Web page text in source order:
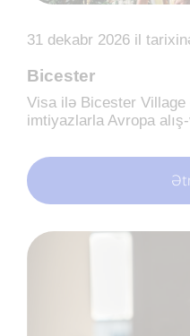
31 dekabr 2026 il
Bicester
Visa ilə Bicester
imtiyazlarla Avropa